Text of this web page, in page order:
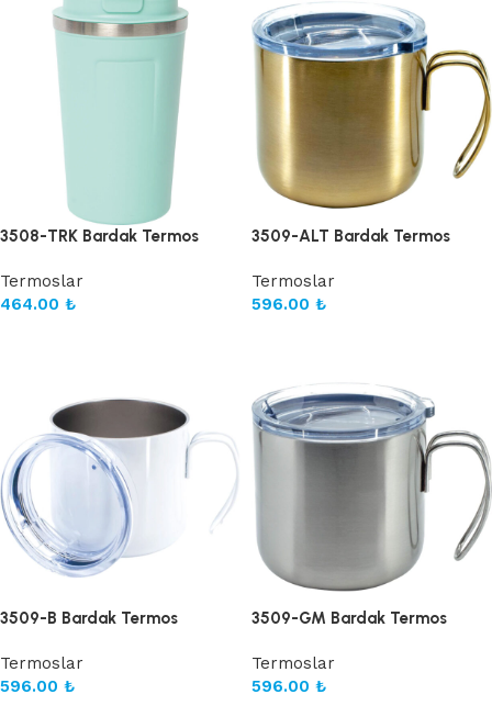
3508-TRK Bardak Termos
Termoslar
464.00 ₺
3509-ALT Bardak Termos
Termoslar
596.00 ₺
3509-B Bardak Termos
Termoslar
596.00 ₺
3509-GM Bardak Termos
Termoslar
596.00 ₺